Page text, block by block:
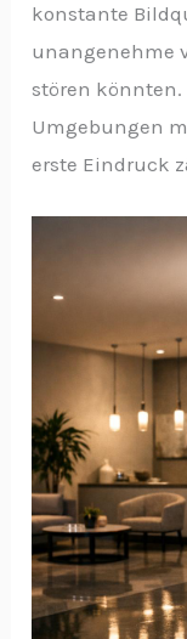
konstante
unangenehme
stören könnten.
Umgebungen
erste Eindruck